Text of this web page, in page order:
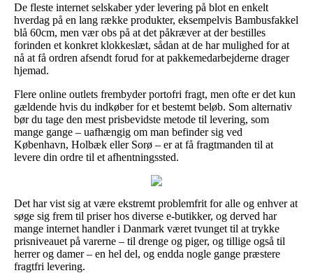
De fleste internet selskaber yder levering på blot en enkelt
hverdag på en lang række produkter, eksempelvis Bambusfakkel
blå 60cm, men vær obs på at det påkræver at der bestilles
forinden et konkret klokkeslæt, sådan at de har mulighed for at
nå at få ordren afsendt forud for at pakkemedarbejderne drager
hjemad.
Flere online outlets frembyder portofri fragt, men ofte er det kun
gældende hvis du indkøber for et bestemt beløb. Som alternativ
bør du tage den mest prisbevidste metode til levering, som
mange gange – uafhængig om man befinder sig ved
København, Holbæk eller Sorø – er at få fragtmanden til at
levere din ordre til et afhentningssted.
Det har vist sig at være ekstremt problemfrit for alle og enhver at
søge sig frem til priser hos diverse e-butikker, og derved har
mange internet handler i Danmark været tvunget til at trykke
prisniveauet på varerne – til drenge og piger, og tillige også til
herrer og damer – en hel del, og endda nogle gange præstere
fragtfri levering.